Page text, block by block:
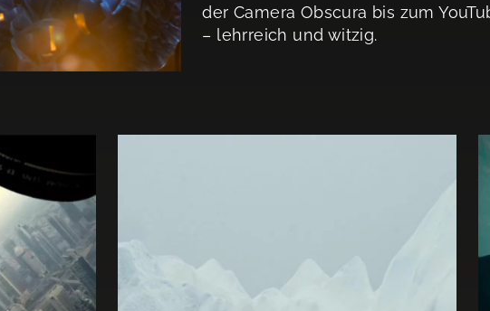
der Camera Obscura bis zum
– lehrreich und witzig.